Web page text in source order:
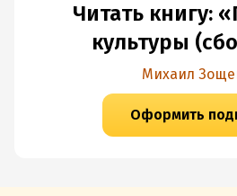
Читать книгу:
культуры
Михаил
Оформить